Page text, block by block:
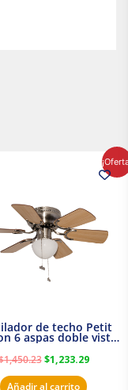
de techo Petit
6 aspas doble vista
Masterfan
1,450.23
$1,450.23.
$1,233.29
precio
actual
Añadir al carrito